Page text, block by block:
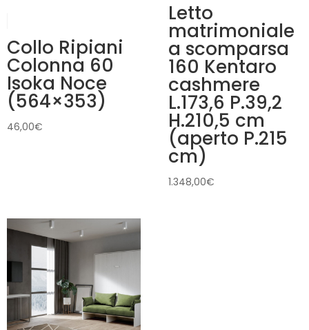
Collo Ripiani
Colonna 60
Isoka Noce
(564×353)
46,00€
Letto
matrimoniale
a scomparsa
160 Kentaro
cashmere
L.173,6 P.39,2
H.210,5 cm
(aperto P.215
cm)
1.348,00€